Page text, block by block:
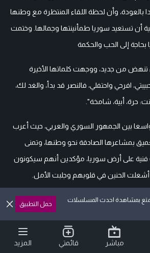
وأن لحظة اللقاء المنتظرة مع وطنها
أن تستعيد سوريا طمأنينتها وجمالها. وختمت
بحاجة إلى الحب والحكمة
تنهض من جديد، ووجهت كلماتها الأخيرة
افرحي واحتفلي، فالنصر قد بدأ، والغد لك،
حرة، أبية، شامخة".
بين الجمهور السوري والعربي، حيث أعرب
بمشاعرها الصادقة نحو وطنها، وتمنى
فنية على أرض سوريا، مؤكدين أنهم سيكونون
أشعلت الحنين في قلوبهم وجلبت الأمل.
التحرير Assala Nasr
Syria بمشاهدة احدث المسلسلات
حمل التطبيق
مباشر قائمتي المزيد